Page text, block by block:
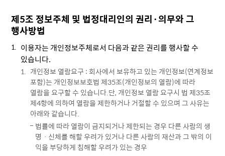
제5조 정보주체 및 법정대리인의 권리·의무와 그
행사방법
이용자는 개인정보주체로서 다음과 같은 권리를 행사할 수
있습니다.
개인정보 열람요구 : 회사에서 보유하고 있는 개인정보(연계정보
포함)는 개인정보보호법 제35조(개인정보의 열람)에 따라
열람을 요구할 수 있습니다.단, 개인정보 열람 요구시 법 제35조
제4항에 의하여 열람을 제한하거나 거절할 수 있으며 그 사유는
아래와 같습니다.
법률에 따라 열람이 금지되거나 제한되는 경우 다른 사람의 생
명ㆍ신체를 해할 우려가 있거나 다른 사람의 재산과 그 밖의 이
익을 부당하게 침해할 우려가 있는 경우